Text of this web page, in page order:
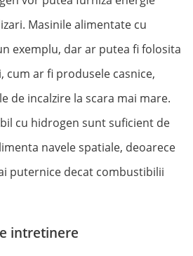
Masinile alimentate cu
exemplu, dar ar putea fi folosita
cum ar fi produsele casnice,
de incalzire la scara mai mare.
cu hidrogen sunt suficient de
navele spatiale, deoarece
puternice decat combustibilii
intretinere